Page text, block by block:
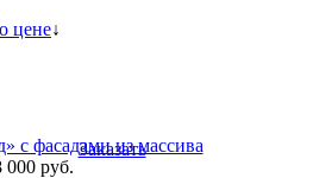
цене↓
с фасадами из массива
000руб.
Заказать